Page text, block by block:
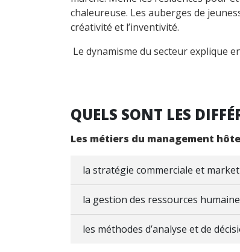
chaleureuse. Les auberges de
créativité et l’inventivité.
Le dynamisme du secteur explique
QUELS SONT LES
Les métiers du management
la stratégie commerciale et
la gestion des ressources
les méthodes d’analyse et de